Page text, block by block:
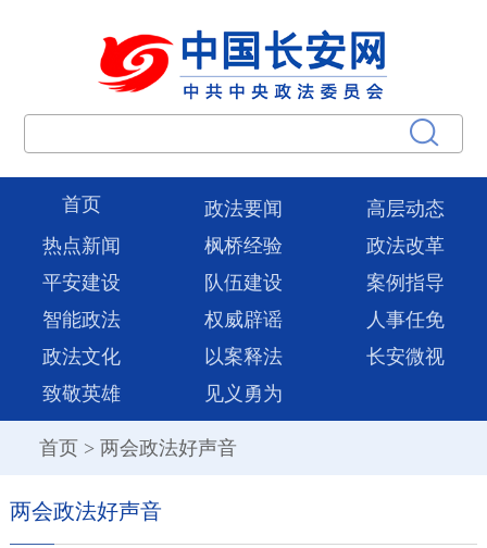
首页 政法要闻
高层动态
热点新闻
枫桥经验
政法改革
平安建设
队伍建设
案例指导
智能政法
权威辟谣
人事任免
政法文化
以案释法
长安微视
致敬英雄
见义勇为
首页 > 两会政法好声音
两会政法好声音